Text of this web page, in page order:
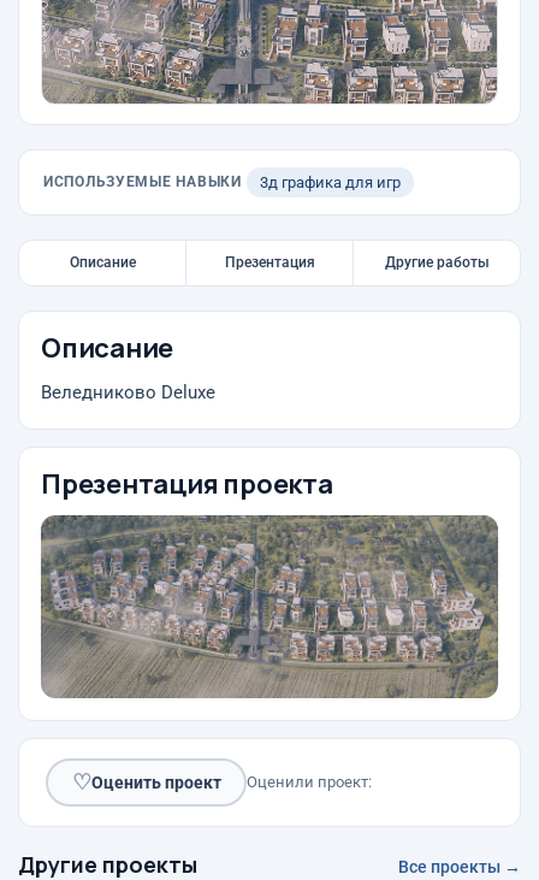
ИСПОЛЬЗУЕМЫЕ НАВЫКИ 3д графика для игр
Описание Презентация Другие работы
Описание
Веледниково Deluxe
Презентация проекта
♡Оценить проект Оценили проект:
Другие проекты Все проекты →